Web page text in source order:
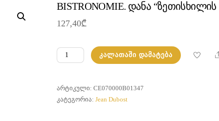
BISTRONOMIE. დანა “ზეთისხილის
127,40₾
რაოდენობა:
BISTRONOMIE.
"ზეთისხილის
ხე"
ᲙᲐᲚᲐᲗᲐᲨᲘ ᲓᲐᲛᲐᲢᲔᲑᲐ
ᲐᲠᲢᲘᲙᲣᲚᲘ: CE070000B01347
ᲙᲐᲢᲔᲒᲝᲠᲘᲐ: Jean Dubost